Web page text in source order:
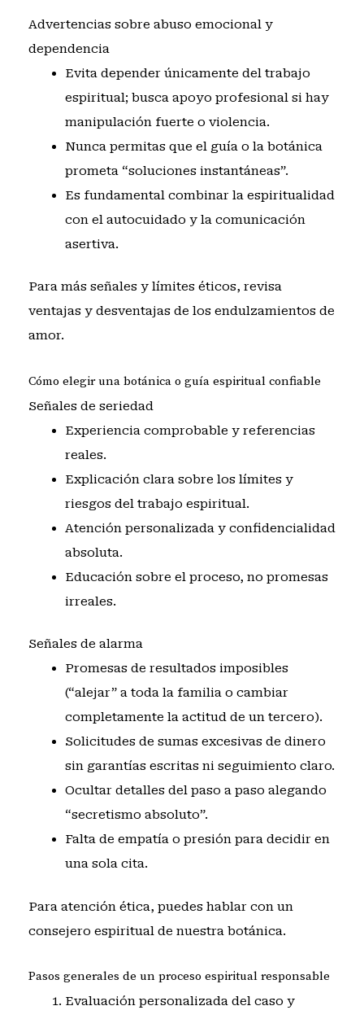
Advertencias sobre abuso emocional y
dependencia
Evita depender únicamente del trabajo
espiritual; busca apoyo profesional si hay
manipulación fuerte o violencia.
Nunca permitas que el guía o la botánica
prometa “soluciones instantáneas”.
Es fundamental combinar la espiritualidad
con el autocuidado y la comunicación
asertiva.
Para más señales y límites éticos, revisa
ventajas y desventajas de los endulzamientos de
amor.
Cómo elegir una botánica o guía espiritual confiable
Señales de seriedad
Experiencia comprobable y referencias
reales.
Explicación clara sobre los límites y
riesgos del trabajo espiritual.
Atención personalizada y confidencialidad
absoluta.
Educación sobre el proceso, no promesas
irreales.
Señales de alarma
Promesas de resultados imposibles
(“alejar” a toda la familia o cambiar
completamente la actitud de un tercero).
Solicitudes de sumas excesivas de dinero
sin garantías escritas ni seguimiento claro.
Ocultar detalles del paso a paso alegando
“secretismo absoluto”.
Falta de empatía o presión para decidir en
una sola cita.
Para atención ética, puedes hablar con un
consejero espiritual de nuestra botánica.
Pasos generales de un proceso espiritual responsable
Evaluación personalizada del caso y